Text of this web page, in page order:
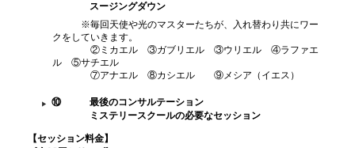
スージングダウン
※毎回天使や光のマスターたちが、入れ替わり共にワー
クをしていきます。
②ミカエル ③ガブリエル ③ウリエル ④ラファエ
ル ⑤サチエル
⑦アナエル ⑧カシエル ⑨メシア（イエス）
⑩ 最後のコンサルテーション
ミステリースクールの必要なセッション
【セッション料金】